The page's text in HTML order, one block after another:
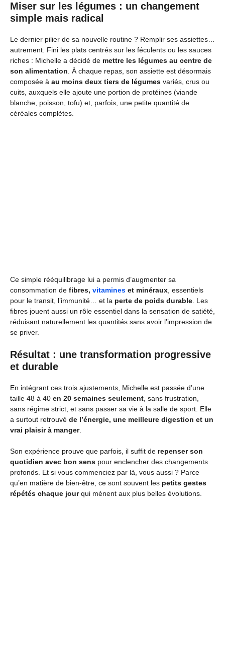
Miser sur les légumes : un changement
simple mais radical
Le dernier pilier de sa nouvelle routine ? Remplir ses assiettes…
autrement. Fini les plats centrés sur les féculents ou les sauces
riches : Michelle a décidé de mettre les légumes au centre de
son alimentation . À chaque repas, son assiette est désormais
composée à au moins deux tiers de légumes variés, crus ou
cuits, auxquels elle ajoute une portion de protéines (viande
blanche, poisson, tofu) et, parfois, une petite quantité de
céréales complètes.
Ce simple rééquilibrage lui a permis d’augmenter sa
consommation de fibres, vitamines et minéraux , essentiels
pour le transit, l’immunité… et la perte de poids durable . Les
fibres jouent aussi un rôle essentiel dans la sensation de satiété,
réduisant naturellement les quantités sans avoir l’impression de
se priver.
Résultat : une transformation progressive
et durable
En intégrant ces trois ajustements, Michelle est passée d’une
taille 48 à 40 en 20 semaines seulement , sans frustration,
sans régime strict, et sans passer sa vie à la salle de sport. Elle
a surtout retrouvé de l’énergie, une meilleure digestion et un
vrai plaisir à manger.
Son expérience prouve que parfois, il suffit de repenser son
quotidien avec bon sens pour enclencher des changements
profonds. Et si vous commenciez par là, vous aussi ? Parce
qu’en matière de bien-être, ce sont souvent les petits gestes
répétés chaque jourqui mènent aux plus belles évolutions.